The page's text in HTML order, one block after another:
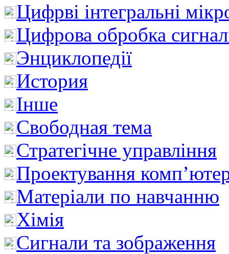
Цифрві інтегральні
Цифрова обробка
Энциклопедії
История
Інше
Свободная тема
Стратегічне управління
Проектування
Матеріали по навчанню
Хімія
Сигнали та зображення